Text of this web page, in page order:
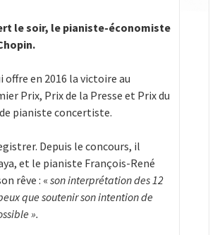
le soir, le pianiste-économiste
offre en 2016 la victoire au
Prix, Prix de la Presse et Prix du
pianiste concertiste.
Depuis le concours, il
et le pianiste François-René
rêve : «son interprétation des 12
que soutenir son intention de
».